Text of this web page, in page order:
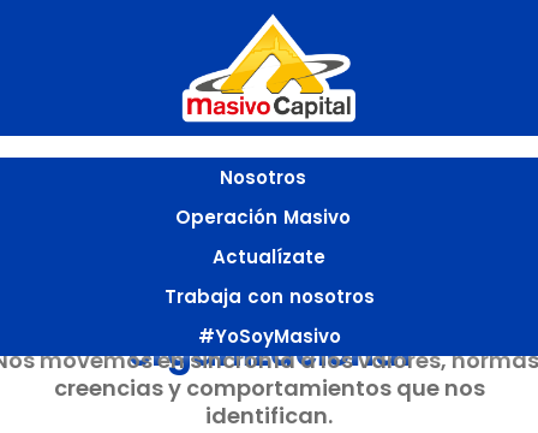
Nosotros
Operación Masivo
Actualízate
Trabaja con nosotros
#YoSoyMasivo
Conoce nuestra identidad
organizacional
movemos en sincronía a los valores,
creencias y comportamientos que nos
identifican.